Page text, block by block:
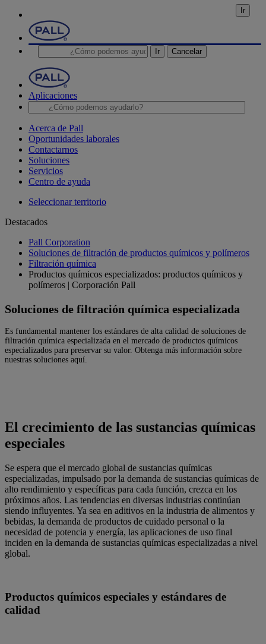
Ir Cancelar
Aplicaciones
Ir
Acerca de Pall
Oportunidades laborales
Contactarnos
Soluciones
Servicios
Centro de ayuda
Seleccionar territorio
Destacados
Pall Corporation
Soluciones de filtración de productos químicos y polímeros
Filtración química
Productos químicos especializados: productos químicos y
polímeros | Corporación Pall
Soluciones de filtración química especializada
Es fundamental mantener los estándares de alta calidad de soluciones de
filtración química especializada en el mercado de productos químicos
especializados para preservar su valor. Obtenga más información sobre
nuestras soluciones aquí.
El crecimiento de las sustancias químicas
especiales
Se espera que el mercado global de sustancias químicas
especializadas, impulsado por la demanda de sustancias químicas de
alto rendimiento y específicas para cada función, crezca en los
próximos años. Las tendencias en diversas industrias continúan
siendo influyentes. Ya sea en aditivos en la industria de alimentos y
bebidas, la demanda de productos de cuidado personal o la
necesidad de potencia y energía, las aplicaciones de uso final
inciden en la demanda de sustancias químicas especializadas a nivel
global.
Productos químicos especiales y estándares de
calidad